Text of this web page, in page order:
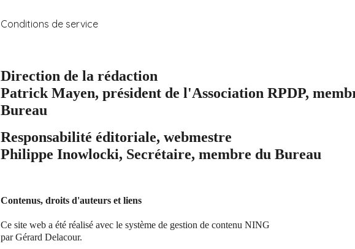
Conditions de service
Direction de la rédaction
Patrick Mayen, président de l'Association RPDP,
Bureau
Responsabilité éditoriale, webmestre
Philippe Inowlocki, Secrétaire, membre du Bureau
Contenus, droits d'auteurs et liens
Ce site web a été réalisé avec le système de gestion de contenu NING
par Gérard Delacour.